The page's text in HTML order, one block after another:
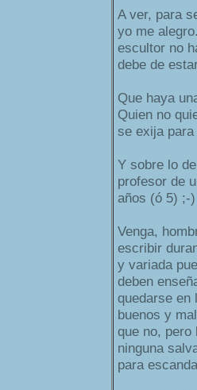
A ver, para
yo me
escultor no
debe de
Que haya
Quien no
se exija
Y sobre lo
profesor de
años (ó 5) ;-)
Venga,
escribir
y variada
deben
quedarse en
buenos y
que no, pero
ninguna
para